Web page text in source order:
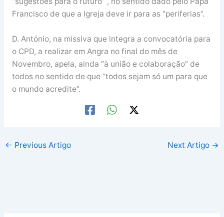
Francisco de que a Igreja deve ir para as “periferias”.
D. António, na missiva que integra a convocatória para
o CPD, a realizar em Angra no final do mês de
Novembro, apela, ainda “à união e colaboração” de
todos no sentido de que “todos sejam só um para que
o mundo acredite”.
← Previous Artigo Next Artigo →